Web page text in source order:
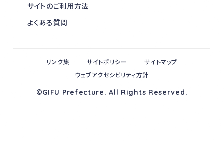
サイトのご利用方法
よくある質問
©GIFU Prefecture. All Rights Reserved.
リンク集 サイトポリシー
サイトマップ
ウェブアクセシビリティ方針